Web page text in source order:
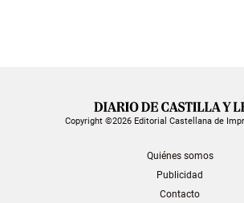
Copyright ©2026 Editorial Castellana de
Quiénes somos
Publicidad
Contacto